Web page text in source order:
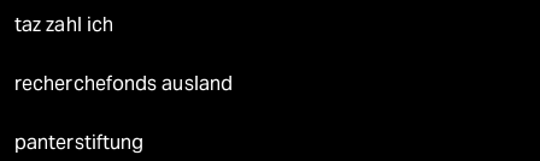
taz zahl ich
recherchefonds ausland
panterstiftung